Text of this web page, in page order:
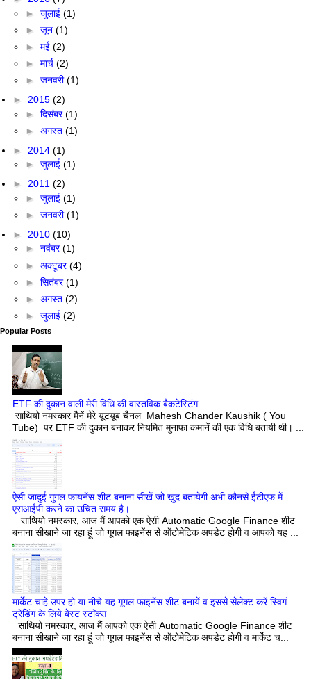
► जुलाई (1)
► जून (1)
► मई (2)
► मार्च (2)
► जनवरी(1)
► 2015 (2)
► दिसंबर(1)
► अगस्त (1)
► 2014 (1)
► जुलाई (1)
► 2011 (2)
► जुलाई (1)
► जनवरी(1)
► 2010 (10)
► नवंबर(1)
► अक्टूबर(4)
► सितंबर(1)
► अगस्त (2)
► जुलाई (2)
Popular Posts
ETF की दुकान वाली मेरी विधि की वास्तविक बैकटेस्टिंग
साथियो नमस्कार मैनें मेरे यूटयूब चैनल Mahesh Chander Kaushik ( You
Tube) पर ETF की दुकान बनाकर नियमित मुनाफा कमानें की एक विधि बतायी थी। ...
ऐसी जादुई गुगल फायनेंस शीट बनाना सीखें जो खुद बतायेगी अभी कौनसे ईटीएफ में
एसआईपी करने का उचित समय है।
साथियो नमस्कार, आज मैं आपको एक ऐसी Automatic Google Finance शीट
बनाना सीखाने जा रहा हूं जो गूगल फाइनेंस से ऑटोमेटिक अपडेट होगी व आपको यह ...
मार्केट चाहे उपर हो या नीचे यह गूगल फाइनेंस शीट बनायें व इससे सेलेक्ट करें स्विगं
ट्रेडिंग के लिये बेस्ट स्टाॅक्स
साथियो नमस्कार, आज मैं आपको एक ऐसी Automatic Google Finance शीट
बनाना सीखाने जा रहा हूं जो गूगल फाइनेंस से ऑटोमेटिक अपडेट होगी व मार्केट च...